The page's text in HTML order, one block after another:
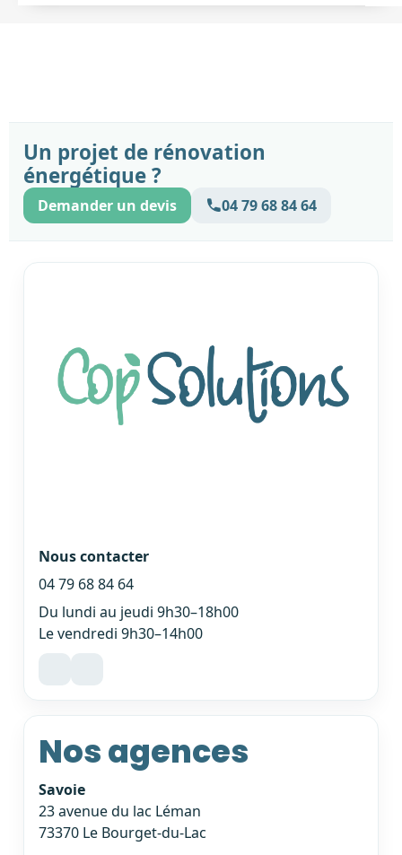
Un projet de rénovation
énergétique ?
Demander un devis 04 79 68 84 64
Nous contacter
04 79 68 84 64
Du lundi au jeudi 9h30–18h00
Le vendredi 9h30–14h00
Nos agences
Savoie
23 avenue du lac Léman
73370 Le Bourget-du-Lac